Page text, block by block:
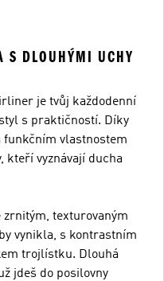
S DLOUHÝMI UCHY
je tvůj každodenní
s praktičností. Díky
funkčním vlastnostem
kteří vyznávají ducha
zrnitým, texturovaným
vynikla, s kontrastním
trojlístku. Dlouhá
jdeš do posilovny